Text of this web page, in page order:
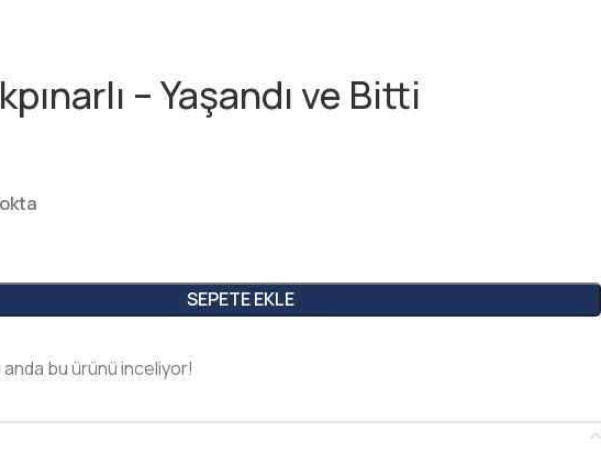
– Yaşandı ve Bitti
SEPETE EKLE
anda bu ürünü inceliyor!